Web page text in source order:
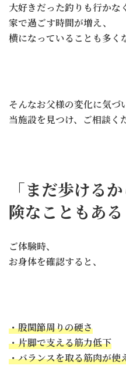
大好きだった釣りも行かな
家で過ごす時間が増え、
横になっていることも多く
そんなお父様の変化に気づ
当施設を見つけ、ご相談く
「まだ歩ける
険なこともある
ご体験時、
お身体を確認すると、
・股関節周りの硬さ
・片脚で支える筋力低下
・バランスを取る筋肉が使